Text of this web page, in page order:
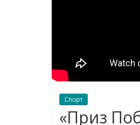
Спорт
«Приз